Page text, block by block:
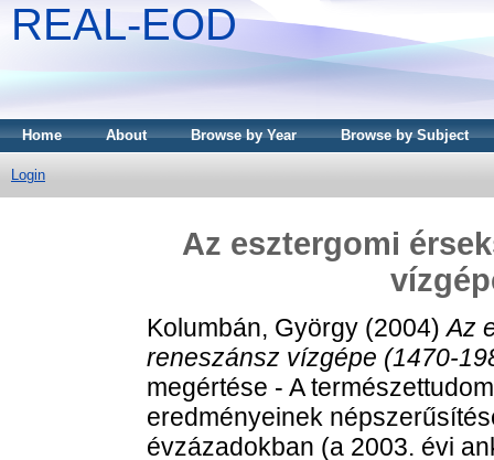
REAL-EOD
Home About Browse by Year Browse by Subject
Login
Az esztergomi
Kolumbán, György (2004)Az
reneszánsz vízgépe (1470-
megértése - A
eredményeinek
évzázadokban (a 2003. évi